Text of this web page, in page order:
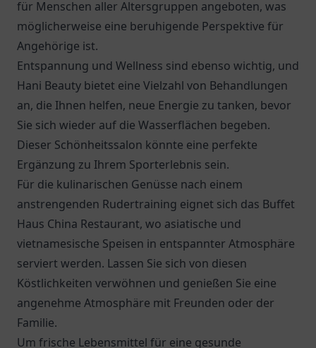
für Menschen aller Altersgruppen angeboten, was
möglicherweise eine beruhigende Perspektive für
Angehörige ist.
Entspannung und Wellness sind ebenso wichtig, und
Hani Beauty bietet eine Vielzahl von Behandlungen
an, die Ihnen helfen, neue Energie zu tanken, bevor
Sie sich wieder auf die Wasserflächen begeben.
Dieser Schönheitssalon könnte eine perfekte
Ergänzung zu Ihrem Sporterlebnis sein.
Für die kulinarischen Genüsse nach einem
anstrengenden Rudertraining eignet sich das Buffet
Haus China Restaurant, wo asiatische und
vietnamesische Speisen in entspannter Atmosphäre
serviert werden. Lassen Sie sich von diesen
Köstlichkeiten verwöhnen und genießen Sie eine
angenehme Atmosphäre mit Freunden oder der
Familie.
Um frische Lebensmittel für eine gesunde